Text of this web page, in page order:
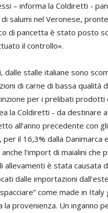
– informa la Coldiretti -
di salumi nel Veronese,
di pancetta è stato posto
il controllo».
stalle italiane sono
di carne di bassa qualità
per i prelibati prodotti
la Coldiretti - da destinare
all’anno precedente con
per il 16,3% dalla Danimarca
l’import di maialini
allevamenti è stata causata
dalle importazioni
come made in Italy
provenienza. Un inganno